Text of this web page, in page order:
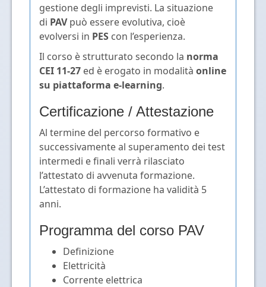
gestione degli imprevisti. La situazione
di PAVpuò essere evolutiva, cioè
evolversi in PES con l’esperienza.
Il corso è strutturato secondo la norma
CEI 11-27 ed è erogato in modalità online
su piattaforma e-learning.
Certificazione / Attestazione
Al termine del percorso formativo e
successivamente al superamento dei test
intermedi e finali verrà rilasciato
l’attestato di avvenuta formazione.
L’attestato di formazione ha validità 5
anni.
Programma del corso PAV
Definizione
Elettricità
Corrente elettrica